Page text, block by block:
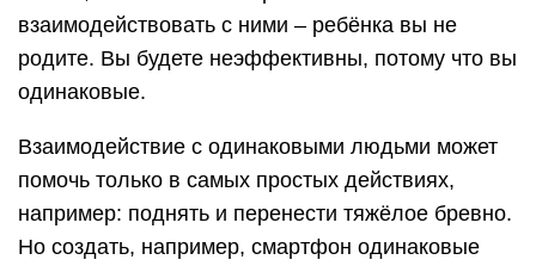
взаимодействовать с ними – ребёнка вы не
родите. Вы будете неэффективны, потому что вы
одинаковые.
Взаимодействие с одинаковыми людьми может
помочь только в самых простых действиях,
например: поднять и перенести тяжёлое бревно.
Но создать, например, смартфон одинаковые